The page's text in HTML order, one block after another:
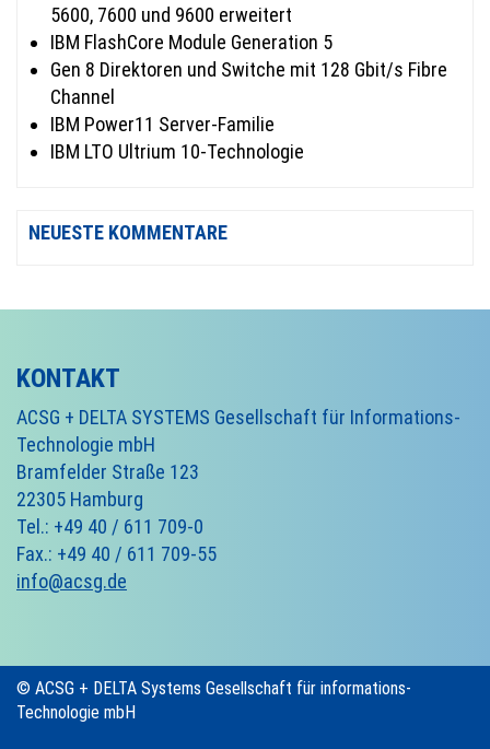
5600, 7600 und 9600 erweitert
IBM FlashCore Module Generation 5
Gen 8 Direktoren und Switche mit 128 Gbit/s Fibre
Channel
IBM Power11 Server-Familie
IBM LTO Ultrium 10-Technologie
NEUESTE KOMMENTARE
KONTAKT
ACSG + DELTA SYSTEMS Gesellschaft für Informations-
Technologie mbH
Bramfelder Straße 123
22305 Hamburg
Tel.: +49 40 / 611 709-0
Fax.: +49 40 / 611 709-55
info@acsg.de
© ACSG + DELTA Systems Gesellschaft für informations-
Technologie mbH